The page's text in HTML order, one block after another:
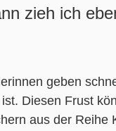
zieh ich
geben
Diesen Frust
aus der